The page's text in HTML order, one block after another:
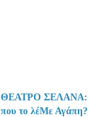
ΘΕΑΤΡΟ ΣΕΛΑΝΑ:
που το λέΜε Αγάπη?